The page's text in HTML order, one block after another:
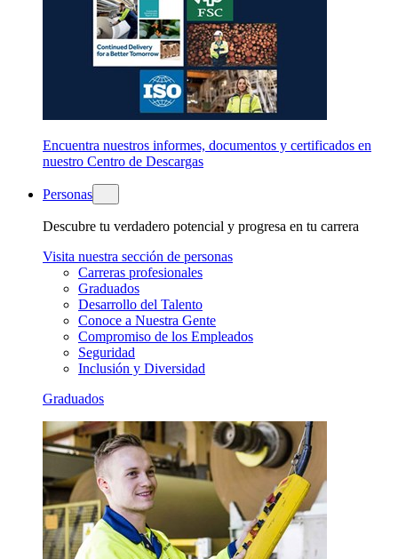
Encuentra nuestros informes, documentos y certificados en
nuestro Centro de Descargas
Personas
Descubre tu verdadero potencial y progresa en tu carrera
Visita nuestra sección de personas
Carreras profesionales
Graduados
Desarrollo del Talento
Conoce a Nuestra Gente
Compromiso de los Empleados
Seguridad
Inclusión y Diversidad
Graduados